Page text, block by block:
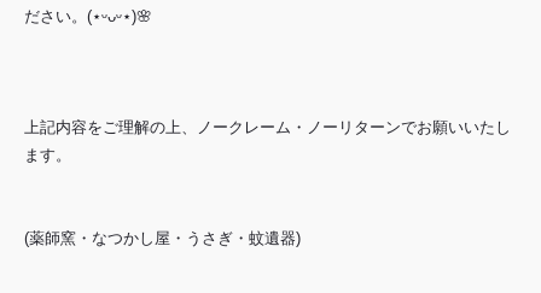
ださい。(⋆ᵕᴗᵕ⋆)🌸
上記内容をご理解の上、ノークレーム・ノーリターンでお願いいたし
ます。
(薬師窯・なつかし屋・うさぎ・蚊遺器)